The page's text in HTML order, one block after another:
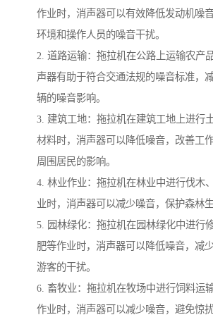
作业时，消声器可以有效降低发动机噪
环境和操作人员的噪音干扰。
2. 道路运输：拖拉机在公路上运输农产
声器有助于符合交通法规的噪音标准，
辆的噪音影响。
3. 建筑工地：拖拉机在建筑工地上进行
材料时，消声器可以降低噪音，改善工
周围居民的影响。
4. 林业作业：拖拉机在林业中进行伐木
业时，消声器可以减少噪音，保护森林生
5. 园林绿化：拖拉机在园林绿化中进行
肥等作业时，消声器可以降低噪音，减
游客的干扰。
6. 畜牧业：拖拉机在牧场中进行饲料运
作业时，消声器可以减少噪音，避免惊扰